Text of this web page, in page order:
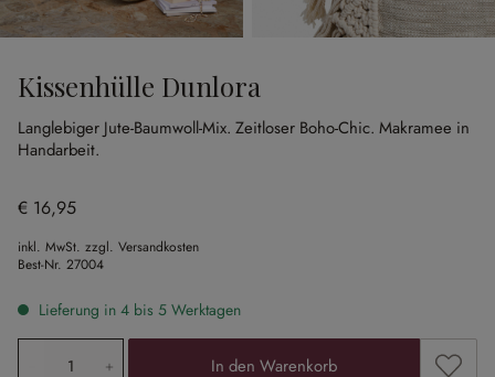
Kissenhülle Dunlora
Langlebiger Jute-Baumwoll-Mix. Zeitloser Boho-Chic. Makramee in
Handarbeit.
€ 16,95
inkl. MwSt. zzgl. Versandkosten
Best-Nr. 27004
Lieferung in 4 bis 5 Werktagen
Produkt Anzahl: Gib den gewünschten Wert ein oder
In den Warenkorb Zum